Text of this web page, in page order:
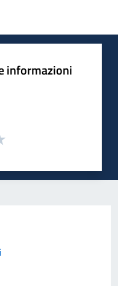
informazioni